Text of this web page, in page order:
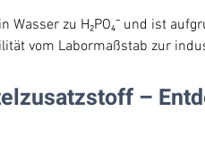
Wasser zu H₂PO₄⁻ und ist
vom Labormaßstab zur
–